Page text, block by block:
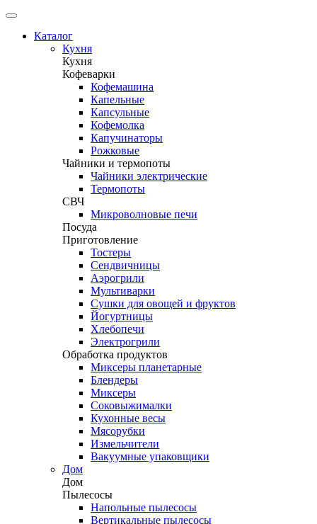
Каталог
Кухня
Кухня
Кофеварки
Кофемашина
Капельные
Капсульные
Кофемолка
Капучинаторы
Рожковые
Чайники и термопоты
Чайники электрические
Термопоты
СВЧ
Микроволновые печи
Посуда
Приготовление
Тостеры
Сендвичницы
Аэрогрили
Мультиварки
Сушки для овощей и фруктов
Йогуртницы
Хлебопечи
Электрогрили
Обработка продуктов
Миксеры планетарные
Блендеры
Миксеры
Соковыжималки
Кухонные весы
Мясорубки
Измельчители
Вакуумные упаковщики
Дом
Дом
Пылесосы
Напольные пылесосы
Вертикальные пылесосы